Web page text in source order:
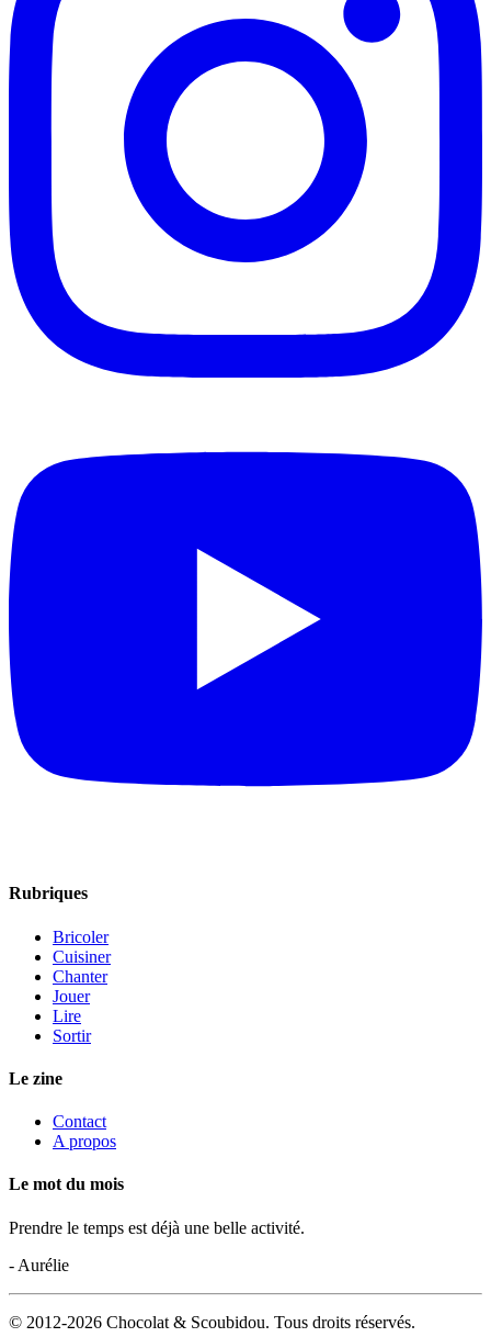
Rubriques
Bricoler
Cuisiner
Chanter
Jouer
Lire
Sortir
Le zine
Contact
A propos
Le mot du mois
Prendre le temps est déjà une belle activité.
- Aurélie
© 2012-2026 Chocolat & Scoubidou. Tous droits réservés.